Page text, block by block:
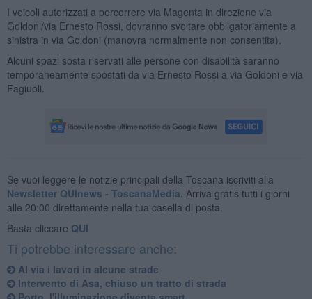
I veicoli autorizzati a percorrere via Magenta in direzione via
Goldoni/via Ernesto Rossi, dovranno svoltare obbligatoriamente a
sinistra in via Goldoni (manovra normalmente non consentita).
Alcuni spazi sosta riservati alle persone con disabilità saranno
temporaneamente spostati da via Ernesto Rossi a via Goldoni e via
Fagiuoli.
Se vuoi leggere le notizie principali della Toscana iscriviti alla
Newsletter QUInews - ToscanaMedia. Arriva gratis tutti i giorni
alle 20:00 direttamente nella tua casella di posta.
Basta cliccare QUI
Ti potrebbe interessare anche:
Al via i lavori in alcune strade
Intervento di Asa, chiuso un tratto di strada